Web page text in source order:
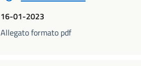
16-01-2023
Allegato formato pdf